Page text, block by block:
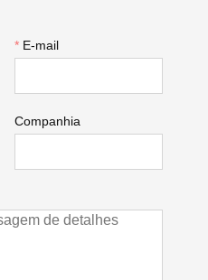
* E-mail
Companhia